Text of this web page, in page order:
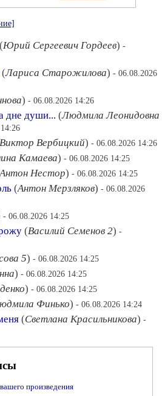
(Юрий Сергеевич Гордеев) -
(Лариса Старожилова) - 06.08.2026
) - 06.08.2026 14:26
дне души... (Людмила Леонидовна
Виктор Вербицкий) - 06.08.2026 14:26
Камаева) - 06.08.2026 14:25
Антон Нестор) - 06.08.2026 14:25
(Антон Мерзляков) - 06.08.2026
- 06.08.2026 14:25
(Василий Семенов 2) -
5) - 06.08.2026 14:25
) - 06.08.2026 14:25
) - 06.08.2026 14:25
Финько) - 06.08.2026 14:24
(Светлана Красильникова) -
произведения